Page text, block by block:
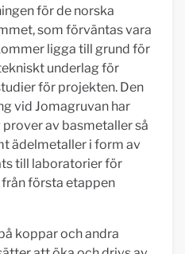
för de norska
som förväntas vara
ligga till grund för
underlag för
för projekten. Den
vid Jomagruvan har
av basmetaller så
ädelmetaller i form av
till laboratorier för
första etappen
koppar och andra